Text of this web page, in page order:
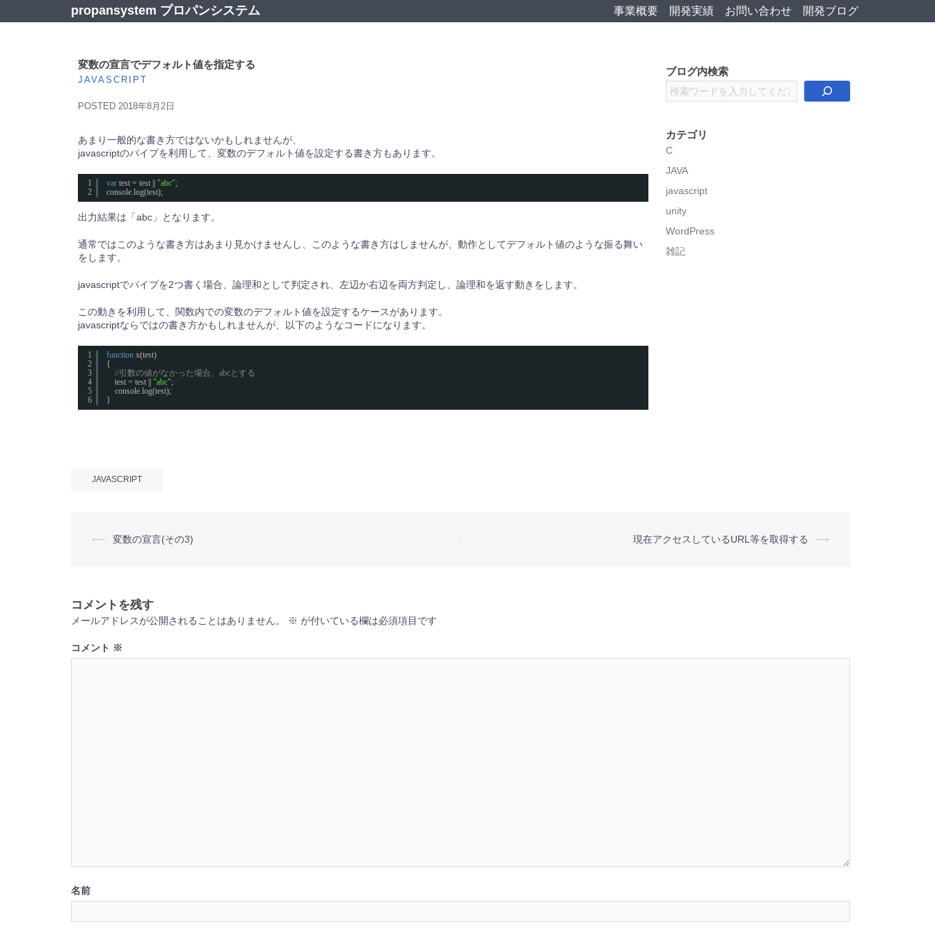
propansystem プロパンシステム 事業概要 開発実績 お問い合わせ 開発ブログ
変数の宣言でデフォルト値を指定する
JAVASCRIPT
POSTED 2018年8月2日
あまり一般的な書き方ではないかもしれませんが、
javascriptのパイプを利用して、変数のデフォルト値を設定する書き方もあります。
1
2
var test = test || "abc";
console.log(test);
出力結果は「abc」となります。
通常ではこのような書き方はあまり見かけませんし、このような書き方はしませんが、動作としてデフォルト値のような振る舞い
をします。
javascriptでパイプを2つ書く場合、論理和として判定され、左辺か右辺を両方判定し、論理和を返す動きをします。
この動きを利用して、関数内での変数のデフォルト値を設定するケースがあります。
javascriptならではの書き方かもしれませんが、以下のようなコードになります。
1
2
3
4
5
6
function x(test)
{
//引数の値がなかった場合、abcとする
test = test || "abc";
console.log(test);
}
ブログ内検索
検
索
カテゴリ
C
JAVA
javascript
unity
WordPress
雑記
JAVASCRIPT
投
シ
ョ
ン
⟵ 変数の宣言(その3) 現在アクセスしているURL等を取得する ⟶
コメントを残す
メールアドレスが公開されることはありません。 ※ が付いている欄は必須項目です
コメント ※
名前